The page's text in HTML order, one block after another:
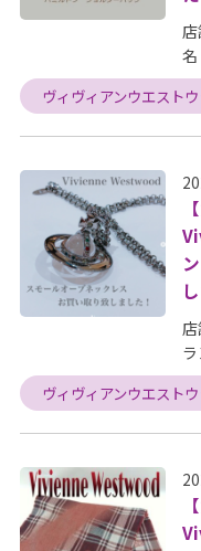
ヴィヴィアンウエスト
ヴィヴィアンウエスト